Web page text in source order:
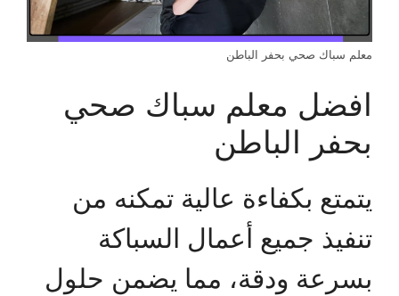
معلم سباك صحي بحفر الباطن
افضل معلم سباك صحي
بحفر الباطن
يتمتع بكفاءة عالية تمكنه من
تنفيذ جميع أعمال السباكة
بسرعة ودقة، مما يضمن حلول